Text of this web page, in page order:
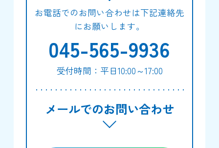
お電話でのお問い合わせは下記連絡先
にお願いします。
045-565-9936
受付時間：平日10:00～17:00
メールでのお問い合わせ